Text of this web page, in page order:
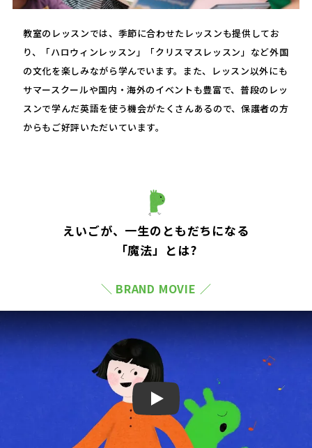
教室のレッスンでは、季節に合わせたレッスンも提供してお
り、「ハロウィンレッスン」「クリスマスレッスン」など外国
の文化を楽しみながら学んでいます。また、レッスン以外にも
サマースクールや国内・海外のイベントも豊富で、普段のレッ
スンで学んだ英語を使う機会がたくさんあるので、保護者の方
からもご好評いただいています。
えいごが、一生のともだちになる
「魔法」とは?
＼ BRAND MOVIE ／